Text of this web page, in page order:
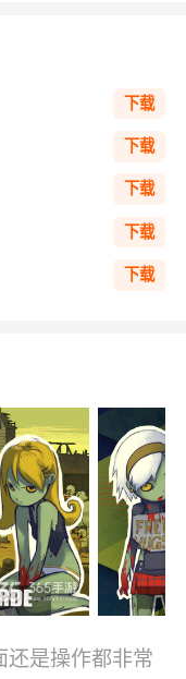
下载
下载
下载
下载
下载
还是操作都非常